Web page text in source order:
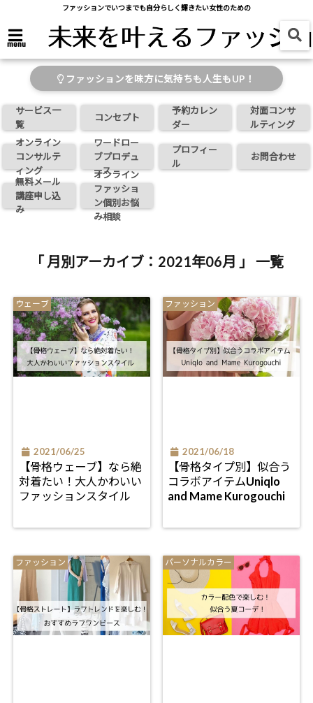
ファッションでいつまでも自分らしく輝きたい女性のための
menu
ファッションを味方に気持ちも人生もUP！
サービス一
覧
コンセプト
予約カレン
ダー
対面コンサ
ルティング
オンライン
コンサルテ
ィング
ワードロー
ブプロデュ
ース
プロフィー
ル
お問合わせ
無料メール
講座申し込
み
オンライン
ファッショ
ン個別お悩
み相談
「 月別アーカイブ：2021年06月 」 一覧
ウェーブ
2021/06/25
【骨格ウェーブ】なら絶
対着たい！大人かわいい
ファッションスタイル
ファッション
2021/06/18
【骨格タイプ別】似合う
コラボアイテムUniqlo
and Mame Kurogouchi
ファッション パーソナルカラー